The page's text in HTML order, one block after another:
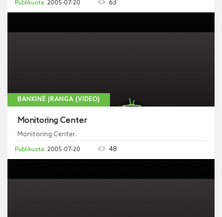
2005-07-20 63
BANKINĖ ĮRANGA (VIDEO)
Monitoring Center
Monitoring Center.
2005-07-20 48